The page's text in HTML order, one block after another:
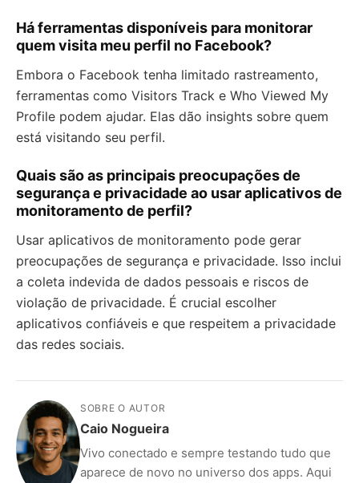
Há ferramentas disponíveis para monitorar
quem visita meu perfil no Facebook?
Embora o Facebook tenha limitado rastreamento,
ferramentas como Visitors Track e Who Viewed My
Profile podem ajudar. Elas dão insights sobre quem
está visitando seu perfil.
Quais são as principais preocupações de
segurança e privacidade ao usar aplicativos de
monitoramento de perfil?
Usar aplicativos de monitoramento pode gerar
preocupações de segurança e privacidade. Isso inclui
a coleta indevida de dados pessoais e riscos de
violação de privacidade. É crucial escolher
aplicativos confiáveis e que respeitem a privacidade
das redes sociais.
SOBRE O AUTOR
Caio Nogueira
Vivo conectado e sempre testando tudo que
aparece de novo no universo dos apps. Aqui